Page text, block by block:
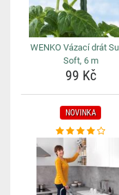
WENKO Vázací drát
Soft, 6 m
99 Kč
NOVINKA